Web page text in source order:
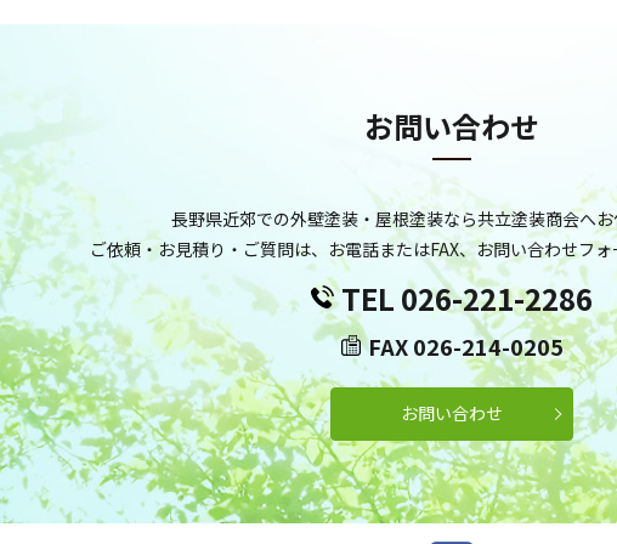
お問い合わせ
長野県近郊での外壁塗装・屋根塗装なら共立塗装商会へお
ご依頼・お見積り・ご質問は、お電話またはFAX、お問い合わせフ
TEL 026-221-2286
FAX 026-214-0205
お問い合わせ